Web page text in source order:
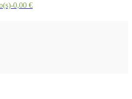
-0,00 €